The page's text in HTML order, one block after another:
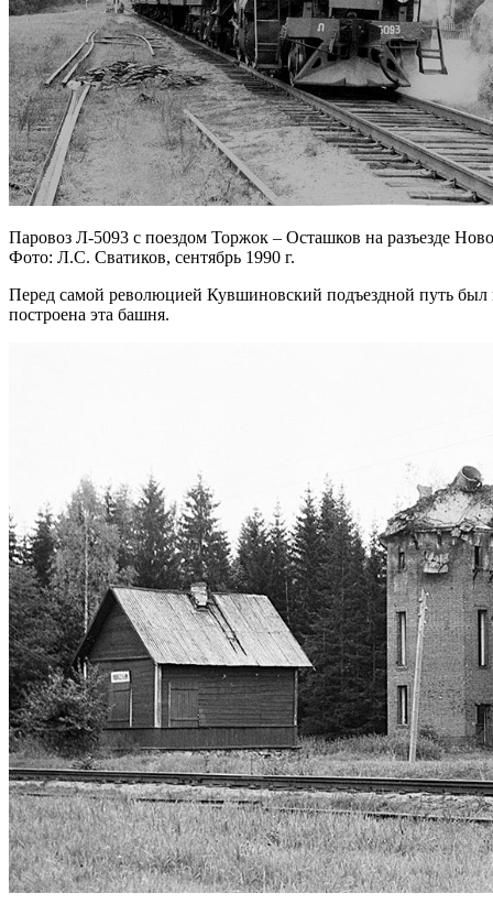
Паровоз Л-5093 с поездом Торжок – Осташков на разъезде
Фото: Л.С. Сватиков, сентябрь 1990 г.
Перед самой революцией Кувшиновский подъездной путь был
построена эта башня.